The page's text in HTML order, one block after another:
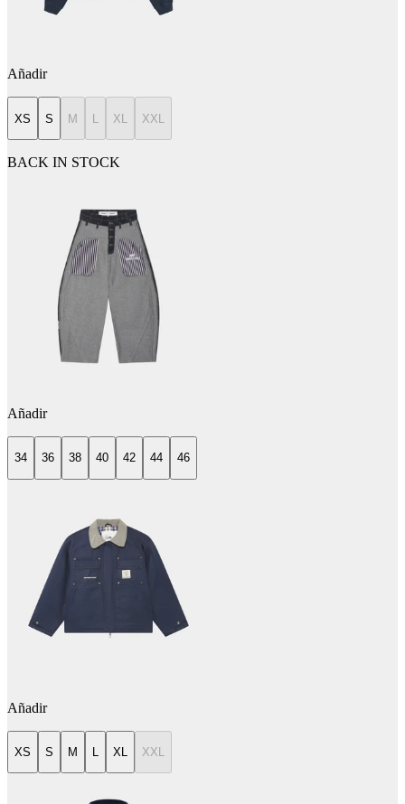
Añadir
XS S M XL XXL
BACK IN STOCK
Añadir
34 36 38 40 42 44 46
Añadir
XS S M L XL XXL